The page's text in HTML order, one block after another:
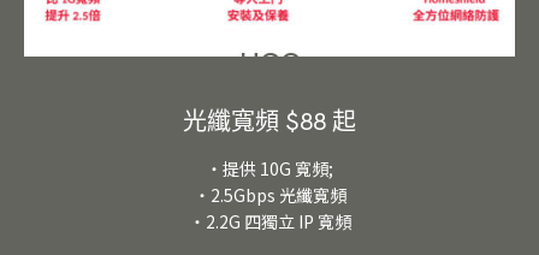
HGC
光纖寬頻 $88 起
・提供 10G 寬頻;
・2.5Gbps 光纖寬頻
・2.2G 四獨立 IP 寬頻